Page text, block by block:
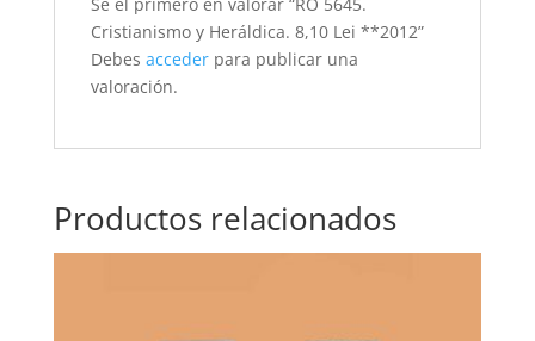
Sé el primero en valorar “RO 5645.
Cristianismo y Heráldica. 8,10 Lei **2012”
Debes accederpara publicar una
valoración.
Productos relacionados